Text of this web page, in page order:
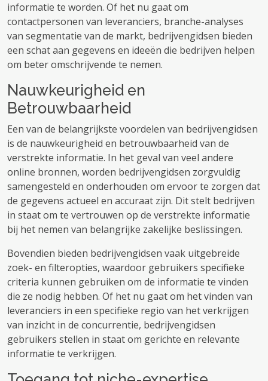
informatie te worden. Of het nu gaat om
contactpersonen van leveranciers, branche-analyses
van segmentatie van de markt, bedrijvengidsen bieden
een schat aan gegevens en ideeën die bedrijven helpen
om beter omschrijvende te nemen.
Nauwkeurigheid en
Betrouwbaarheid
Een van de belangrijkste voordelen van bedrijvengidsen
is de nauwkeurigheid en betrouwbaarheid van de
verstrekte informatie. In het geval van veel andere
online bronnen, worden bedrijvengidsen zorgvuldig
samengesteld en onderhouden om ervoor te zorgen dat
de gegevens actueel en accuraat zijn. Dit stelt bedrijven
in staat om te vertrouwen op de verstrekte informatie
bij het nemen van belangrijke zakelijke beslissingen.
Bovendien bieden bedrijvengidsen vaak uitgebreide
zoek- en filteropties, waardoor gebruikers specifieke
criteria kunnen gebruiken om de informatie te vinden
die ze nodig hebben. Of het nu gaat om het vinden van
leveranciers in een specifieke regio van het verkrijgen
van inzicht in de concurrentie, bedrijvengidsen
gebruikers stellen in staat om gerichte en relevante
informatie te verkrijgen.